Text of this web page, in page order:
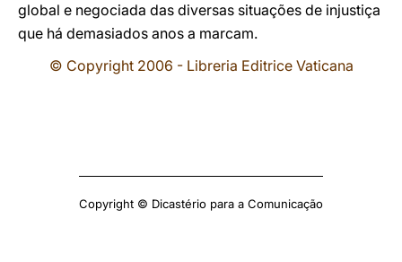
global e negociada das diversas situações de injustiça
que há demasiados anos a marcam.
© Copyright 2006 - Libreria Editrice Vaticana
Copyright © Dicastério para a Comunicação